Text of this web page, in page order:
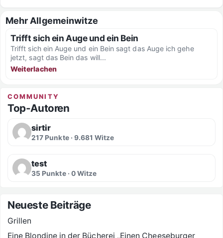
Mehr Allgemeinwitze
Trifft sich ein Auge und ein Bein
Trifft sich ein Auge und ein Bein sagt das Auge ich gehe
jetzt, sagt das Bein das will...
Weiterlachen
COMMUNITY
Top-Autoren
sirtir
217 Punkte · 9.681 Witze
test
35 Punkte · 0 Witze
Neueste Beiträge
Grillen
Eine Blondine in der Bücherei „Einen Cheeseburger